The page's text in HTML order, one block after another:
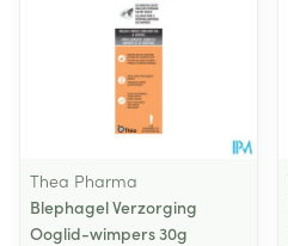
Thea Pharma
Blephagel Verzorging
Ooglid-wimpers 30g